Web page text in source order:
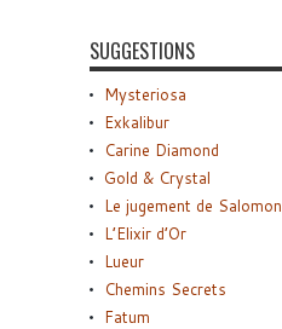
SUGGESTIONS
Mysteriosa
Exkalibur
Carine Diamond
Gold & Crystal
Le jugement de Salomon
L’Elixir d’Or
Lueur
Chemins Secrets
Fatum